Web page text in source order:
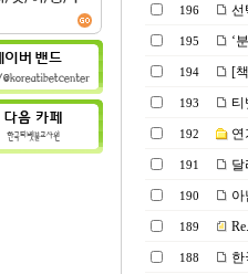
196 선
195 ‘
194 [
193 티
192 연
191 달
190 아
189
188 한